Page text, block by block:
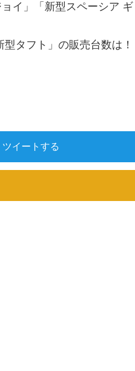
イ」「新型スペーシア ギ
タフト」の販売台数は！
ツイートする